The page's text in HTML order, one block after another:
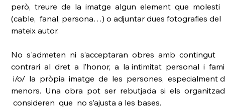
però,  treure  de  la  imatge  algun  element  que  molesti
(cable,  fanal, persona…) o adjuntar dues fotografies del
mateix autor.
No  s'admeten  ni  s’acceptaran  obres  amb  contingut
contrari  al  dret  a  l’honor,  a  la intimitat  personal  i
i/o/  la  pròpia  imatge  de  les  persones,  especialment
menors.  Una  obra  pot  ser  rebutjada  si  els
consideren  que  no s’ajusta a les bases.